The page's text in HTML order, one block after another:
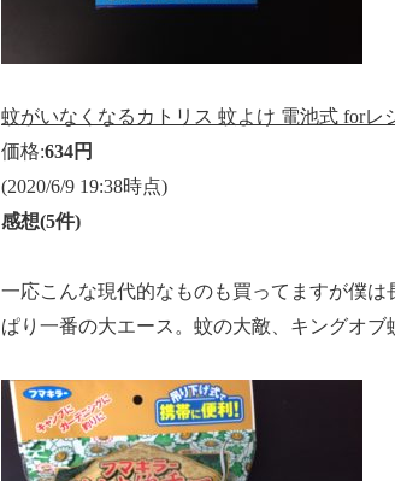
蚊がいなくなるカトリス 蚊よけ 電池式 forレ
価格:634円
(2020/6/9 19:38時点)
感想(5件)
一応こんな現代的なものも買ってますが僕
ぱり一番の大エース。蚊の大敵、キングオブ